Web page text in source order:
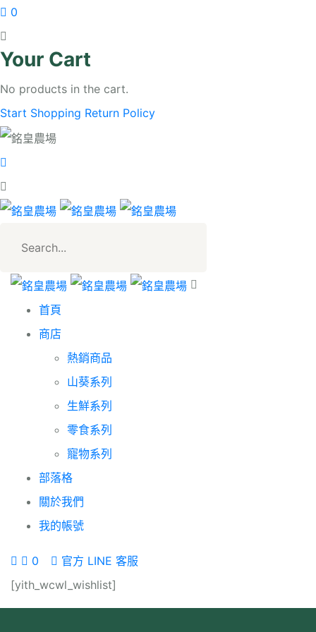
0
Your Cart
No products in the cart.
Start Shopping Return Policy
首頁
商店
熱銷商品
山葵系列
生鮮系列
零食系列
寵物系列
部落格
關於我們
我的帳號
0
官方 LINE 客服
[yith_wcwl_wishlist]